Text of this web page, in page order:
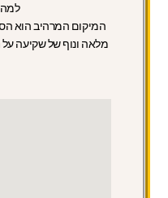
למה
המיקום המרהיב הוא
מלאה ונוף של שקיעה